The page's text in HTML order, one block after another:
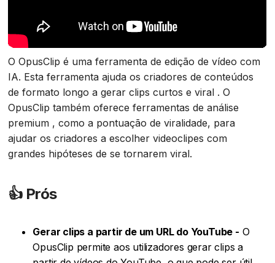
O OpusClip é uma ferramenta de edição de vídeo com
IA. Esta ferramenta ajuda os criadores de conteúdos
de formato longo a gerar clips curtos e viral . O
OpusClip também oferece ferramentas de análise
premium , como a pontuação de viralidade, para
ajudar os criadores a escolher videoclipes com
grandes hipóteses de se tornarem viral.
👍 Prós‍
Gerar clips a partir de um URL do YouTube - O
OpusClip permite aos utilizadores gerar clips a